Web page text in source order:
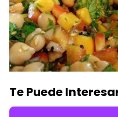
Te Puede